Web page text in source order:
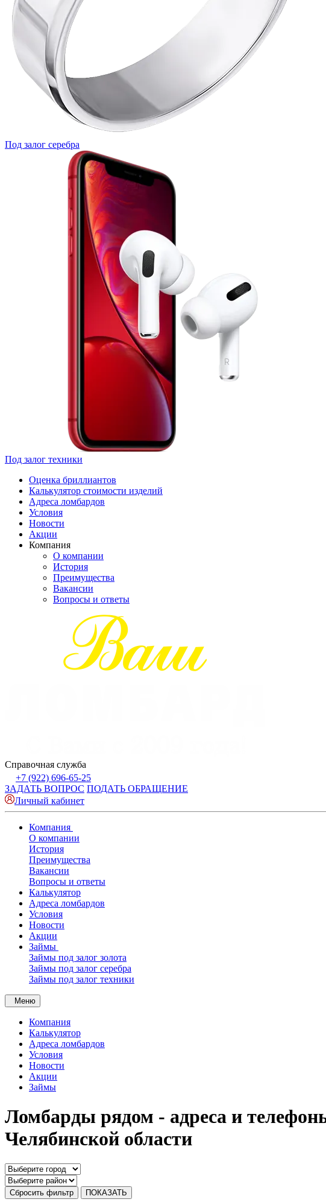
Под залог серебра
Под залог техники
Оценка бриллиантов
Калькулятор стоимости изделий
Адреса ломбардов
Условия
Новости
Акции
Компания
О компании
История
Преимущества
Вакансии
Вопросы и ответы
Справочная служба
+7 (922) 696-65-25
ЗАДАТЬ ВОПРОС ПОДАТЬ ОБРАЩЕНИЕ
Личный кабинет
Компания
О компании
История
Преимущества
Вакансии
Вопросы и ответы
Калькулятор
Адреса ломбардов
Условия
Новости
Акции
Займы
Займы под залог золота
Займы под залог серебра
Займы под залог техники
Меню
Компания
Калькулятор
Адреса ломбардов
Условия
Новости
Акции
Займы
Ломбарды рядом - адреса и
Челябинской области
Сбросить фильтр ПОКАЗАТЬ